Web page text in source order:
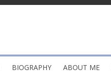
BIOGRAPHY ABOUT ME